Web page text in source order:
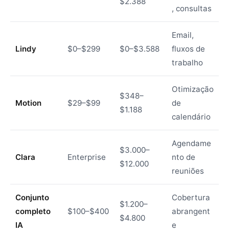
, consultas
Lindy $0–$299 $0–$3.588
Email,
fluxos de
trabalho
Motion $29–$99
$348–
$1.188
Otimização
de
calendário
Clara Enterprise
$3.000–
$12.000
Agendame
nto de
reuniões
Conjunto
completo
IA
$100–$400
$1.200–
$4.800
Cobertura
abrangent
e